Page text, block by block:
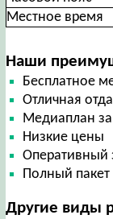
Местное время
Наши
Бесплатное
Отличная
Медиаплан за
Низкие цены
Оперативный
Полный пакет
Другие виды